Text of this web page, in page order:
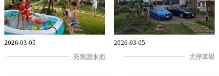
2026-03-05
充氣戲水池
2026-03-05
大停車場